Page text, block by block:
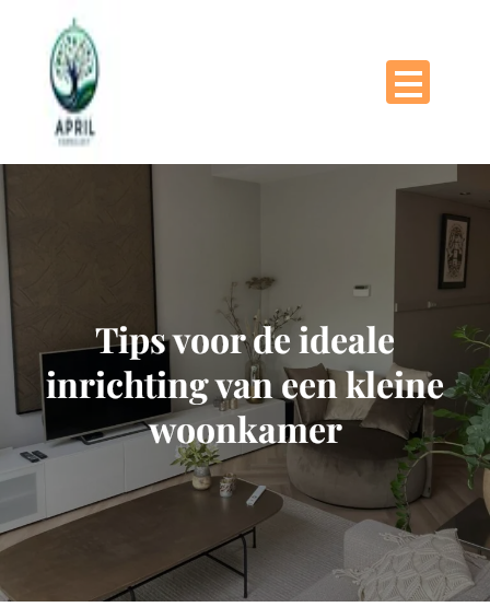
Tips voor de ideale
inrichting van een kleine
woonkamer